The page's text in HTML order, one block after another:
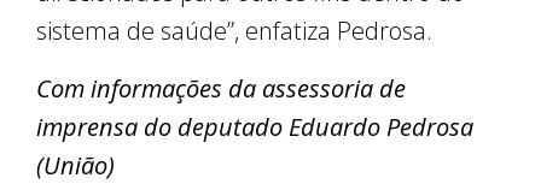
sistema de saúde”, enfatiza Pedrosa.
Com informações da assessoria de
imprensa do deputado Eduardo Pedrosa
(União)